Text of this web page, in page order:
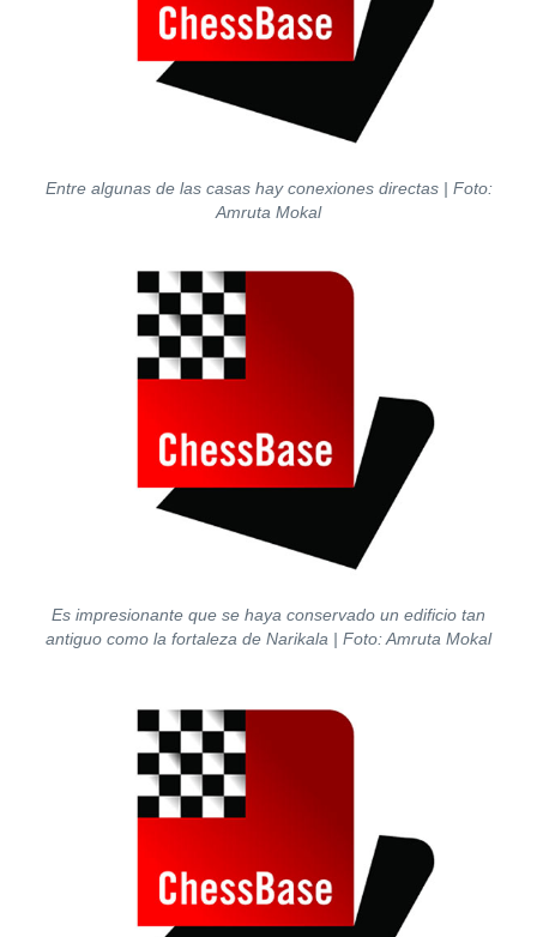
Entre algunas de las casas hay conexiones directas | Foto:
Amruta Mokal
Es impresionante que se haya conservado un edificio tan
antiguo como la fortaleza de Narikala | Foto: Amruta Mokal